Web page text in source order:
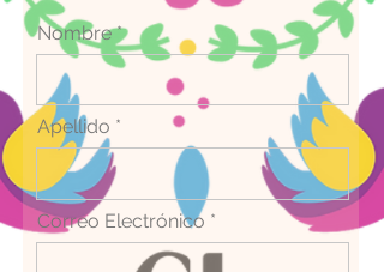
Nombre
Apellido
Correo Electrónico